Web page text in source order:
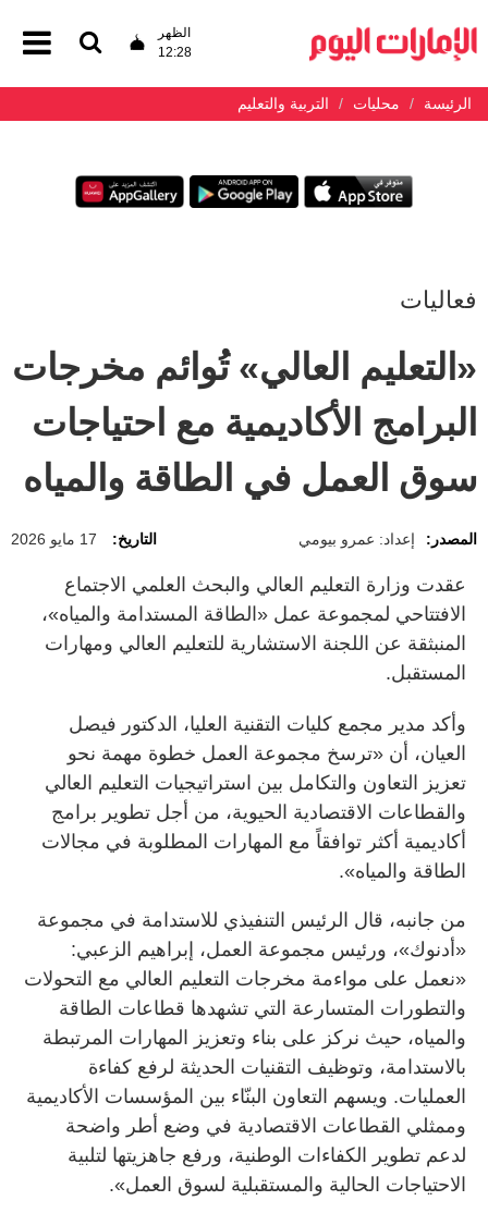
الظهر
12:28
الرئيسة محليات التربية والتعليم
فعاليات
«التعليم العالي» تُوائم مخرجات
البرامج الأكاديمية مع احتياجات
سوق العمل في الطاقة والمياه
المصدر: إعداد: عمرو بيومي التاريخ: 17 مايو 2026
عقدت وزارة التعليم العالي والبحث العلمي الاجتماع
الافتتاحي لمجموعة عمل «الطاقة المستدامة والمياه»،
المنبثقة عن اللجنة الاستشارية للتعليم العالي ومهارات
المستقبل.
وأكد مدير مجمع كليات التقنية العليا، الدكتور فيصل
العيان، أن «ترسخ مجموعة العمل خطوة مهمة نحو
تعزيز التعاون والتكامل بين استراتيجيات التعليم العالي
والقطاعات الاقتصادية الحيوية، من أجل تطوير برامج
أكاديمية أكثر توافقاً مع المهارات المطلوبة في مجالات
الطاقة والمياه».
من جانبه، قال الرئيس التنفيذي للاستدامة في مجموعة
«أدنوك»، ورئيس مجموعة العمل، إبراهيم الزعبي:
«نعمل على مواءمة مخرجات التعليم العالي مع التحولات
والتطورات المتسارعة التي تشهدها قطاعات الطاقة
والمياه، حيث نركز على بناء وتعزيز المهارات المرتبطة
بالاستدامة، وتوظيف التقنيات الحديثة لرفع كفاءة
العمليات. ويسهم التعاون البنّاء بين المؤسسات الأكاديمية
وممثلي القطاعات الاقتصادية في وضع أطر واضحة
لدعم تطوير الكفاءات الوطنية، ورفع جاهزيتها لتلبية
الاحتياجات الحالية والمستقبلية لسوق العمل».